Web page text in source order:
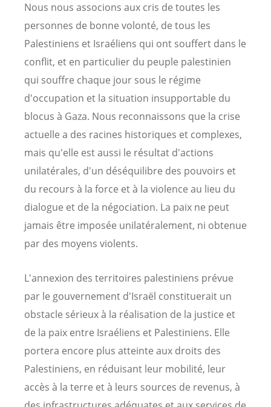
Nous nous associons aux cris de toutes les
personnes de bonne volonté, de tous les
Palestiniens et Israéliens qui ont souffert dans le
conflit, et en particulier du peuple palestinien
qui souffre chaque jour sous le régime
d'occupation et la situation insupportable du
blocus à Gaza. Nous reconnaissons que la crise
actuelle a des racines historiques et complexes,
mais qu'elle est aussi le résultat d'actions
unilatérales, d'un déséquilibre des pouvoirs et
du recours à la force et à la violence au lieu du
dialogue et de la négociation. La paix ne peut
jamais être imposée unilatéralement, ni obtenue
par des moyens violents.
L'annexion des territoires palestiniens prévue
par le gouvernement d'Israël constituerait un
obstacle sérieux à la réalisation de la justice et
de la paix entre Israéliens et Palestiniens. Elle
portera encore plus atteinte aux droits des
Palestiniens, en réduisant leur mobilité, leur
accès à la terre et à leurs sources de revenus, à